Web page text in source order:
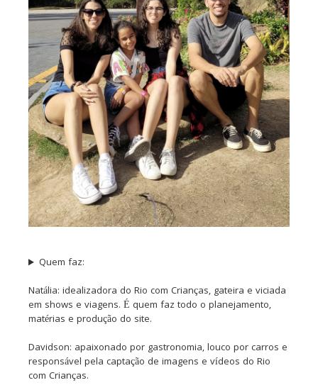
Quem faz:
Natália: idealizadora do Rio com Crianças, gateira e viciada
em shows e viagens. É quem faz todo o planejamento,
matérias e produção do site.
Davidson: apaixonado por gastronomia, louco por carros e
responsável pela captação de imagens e vídeos do Rio
com Crianças.